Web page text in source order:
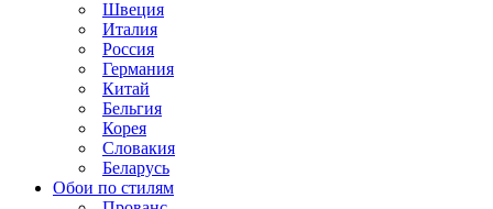
Швеция
Италия
Россия
Германия
Китай
Бельгия
Корея
Словакия
Беларусь
Обои по стилям